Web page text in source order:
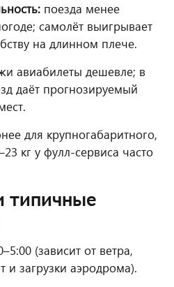
поезда менее
самолёт выигрывает
на длинном плече.
авиабилеты дешевле; в
даёт прогнозируемый
для крупногабаритного,
кг у фулл-сервиса часто
типичные
(зависит от ветра,
и загрузки аэродрома).